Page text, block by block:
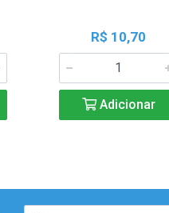
R$ 10,70
Adicionar